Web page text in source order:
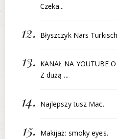
Czeka...
Błyszczyk Nars
KANAŁ NA YOUTUBE
Z dużą ...
Najlepszy tusz Mac.
Makijaż: smoky eyes.